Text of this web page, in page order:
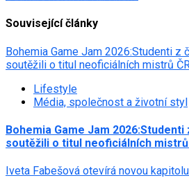
Související články
Bohemia Game Jam 2026:Studenti z
soutěžili o titul neoficiálních mistrů
Lifestyle
Média, společnost a životní styl
Bohemia Game Jam
soutěžili o titul neoficiálních
Iveta Fabešová otevírá novou